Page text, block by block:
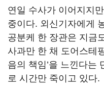
연일 수사가 이어지지
중이다. 외신기자에게
공분케 한 장관은 지금
사과만 한 채 도어스테
음의 책임’을 느낀다는
로 시간만 죽이고 있다.